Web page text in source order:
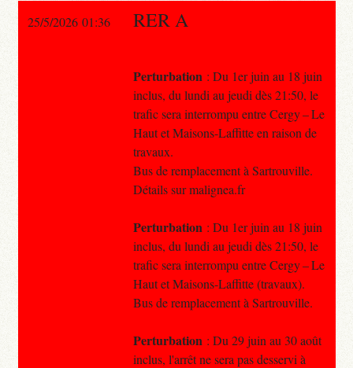
25/5/2026 01:36 RER A
Perturbation : Du 1er juin au 18 juin
inclus, du lundi au jeudi dès 21:50, le
trafic sera interrompu entre Cergy – Le
Haut et Maisons-Laffitte en raison de
travaux.
Bus de remplacement à Sartrouville.
Détails sur malignea.fr
Perturbation : Du 1er juin au 18 juin
inclus, du lundi au jeudi dès 21:50, le
trafic sera interrompu entre Cergy – Le
Haut et Maisons-Laffitte (travaux).
Bus de remplacement à Sartrouville.
Perturbation : Du 29 juin au 30 août
inclus, l'arrêt ne sera pas desservi à